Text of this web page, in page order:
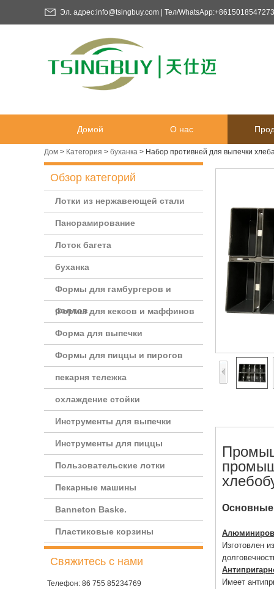
Эл. адрес:info@tsingbuy.com | Тел/WhatsApp:+8615018547273
Домой О нас
Дом > Категория > буханка > Набор противней для выпечки
Обзор категорий
Лотки из нержавеющей стали
Панорамирование
Лоток багета
буханка
Формы для гамбургеров и
роллов
Формы для кексов и маффинов
Форма для выпечки
Формы для пиццы и пирогов
пекарня тележка
охлаждение стойки
Инструменты для выпечки
Инструменты для пиццы
Пользовательские лотки
Пекарные машины
Banneton Baske.
Пластиковые корзины
Свяжитесь с нами
Телефон: 86 755 85234769
Основные
Изготовлен
Имеет